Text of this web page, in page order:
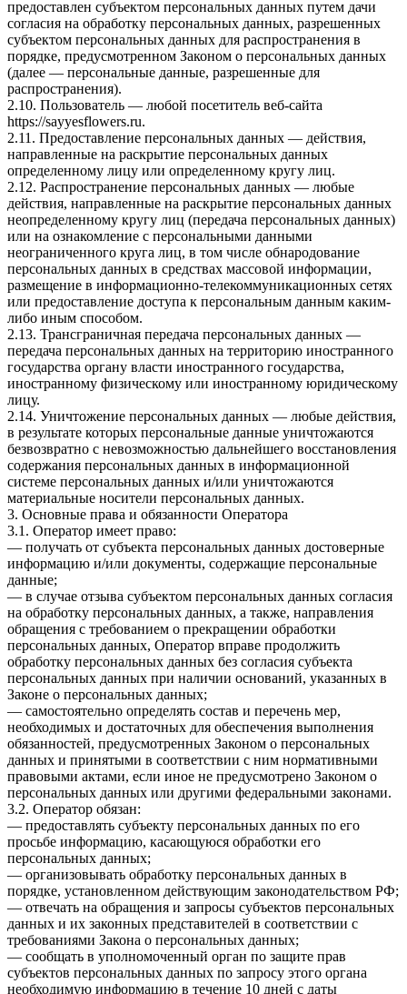
предоставлен субъектом персональных данных путем дачи
согласия на обработку персональных данных, разрешенных
субъектом персональных данных для распространения в
порядке, предусмотренном Законом о персональных данных
(далее — персональные данные, разрешенные для
распространения).
2.10. Пользователь — любой посетитель веб-сайта
https://sayyesflowers.ru.
2.11. Предоставление персональных данных — действия,
направленные на раскрытие персональных данных
определенному лицу или определенному кругу лиц.
2.12. Распространение персональных данных — любые
действия, направленные на раскрытие персональных данных
неопределенному кругу лиц (передача персональных данных)
или на ознакомление с персональными данными
неограниченного круга лиц, в том числе обнародование
персональных данных в средствах массовой информации,
размещение в информационно-телекоммуникационных сетях
или предоставление доступа к персональным данным каким-
либо иным способом.
2.13. Трансграничная передача персональных данных —
передача персональных данных на территорию иностранного
государства органу власти иностранного государства,
иностранному физическому или иностранному юридическому
лицу.
2.14. Уничтожение персональных данных — любые действия,
в результате которых персональные данные уничтожаются
безвозвратно с невозможностью дальнейшего восстановления
содержания персональных данных в информационной
системе персональных данных и/или уничтожаются
материальные носители персональных данных.
3. Основные права и обязанности Оператора
3.1. Оператор имеет право:
— получать от субъекта персональных данных достоверные
информацию и/или документы, содержащие персональные
данные;
— в случае отзыва субъектом персональных данных согласия
на обработку персональных данных, а также, направления
обращения с требованием о прекращении обработки
персональных данных, Оператор вправе продолжить
обработку персональных данных без согласия субъекта
персональных данных при наличии оснований, указанных в
Законе о персональных данных;
— самостоятельно определять состав и перечень мер,
необходимых и достаточных для обеспечения выполнения
обязанностей, предусмотренных Законом о персональных
данных и принятыми в соответствии с ним нормативными
правовыми актами, если иное не предусмотрено Законом о
персональных данных или другими федеральными законами.
3.2. Оператор обязан:
— предоставлять субъекту персональных данных по его
просьбе информацию, касающуюся обработки его
персональных данных;
— организовывать обработку персональных данных в
порядке, установленном действующим законодательством РФ;
— отвечать на обращения и запросы субъектов персональных
данных и их законных представителей в соответствии с
требованиями Закона о персональных данных;
— сообщать в уполномоченный орган по защите прав
субъектов персональных данных по запросу этого органа
необходимую информацию в течение 10 дней с даты